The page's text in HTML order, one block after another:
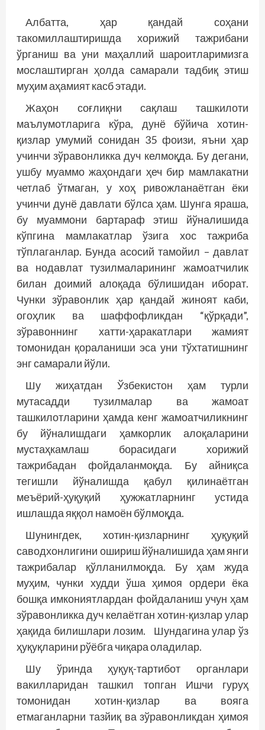
Албатта, ҳар қандай соҳани
такомиллаштиришда хорижий тажрибани
ўрганиш ва уни маҳаллий шароитларимизга
мослаштирган ҳолда самарали тадбиқ этиш
муҳим аҳамият касб этади.
Жаҳон соғлиқни сақлаш ташкилоти
маълумотларига кўра, дунё бўйича хотин-
қизлар умумий сонидан 35 фоизи, яъни ҳар
учинчи зўравонликка дуч келмоқда. Бу дегани,
ушбу муаммо жаҳондаги ҳеч бир мамлакатни
четлаб ўтмаган, у хоҳ ривожланаётган ёки
учинчи дунё давлати бўлса ҳам. Шунга яраша,
бу муаммони бартараф этиш йўналишида
кўпгина мамлакатлар ўзига хос тажриба
тўплаганлар. Бунда асосий тамойил – давлат
ва нодавлат тузилмаларининг жамоатчилик
билан доимий алоқада бўлишидан иборат.
Чунки зўравонлик ҳар қандай жиноят каби,
огоҳлик ва шаффофликдан “қўрқади”,
зўравоннинг хатти-ҳаракатлари жамият
томонидан қораланиши эса уни тўхтатишнинг
энг самарали йўли.
Шу жиҳатдан Ўзбекистон ҳам турли
мутасадди тузилмалар ва жамоат
ташкилотларини ҳамда кенг жамоатчиликнинг
бу йўналишдаги ҳамкорлик алоқаларини
мустаҳкамлаш борасидаги хорижий
тажрибадан фойдаланмоқда. Бу айниқса
тегишли йўналишда қабул қилинаётган
меъёрий-ҳуқуқий ҳужжатларнинг устида
ишлашда яққол намоён бўлмоқда.
Шунингдек, хотин-қизларнинг ҳуқуқий
саводхонлигини ошириш йўналишида ҳам янги
таж­рибалар қўлланилмоқда. Бу ҳам жуда
муҳим, чунки худди ўша ҳимоя ордери ёка
бошқа имкониятлардан фойдаланиш учун ҳам
зўравонликка дуч келаётган хотин-қизлар улар
ҳақида билишлари лозим. Шундагина улар ўз
ҳуқуқларини рўёбга чиқара оладилар.
Шу ўринда ҳуқуқ-тартибот органлари
вакилларидан ташкил топган Ишчи гуруҳ
томонидан хотин-қизлар ва вояга
етмаганларни тазйиқ ва зўравонликдан ҳимоя